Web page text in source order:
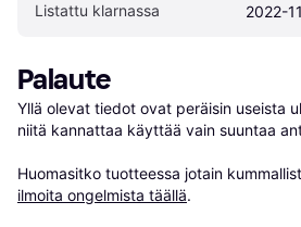
Listattu klarnassa 2022-
Palaute
Yllä olevat tiedot ovat peräisin useista
niitä kannattaa käyttää vain suuntaa
Huomasitko tuotteessa jotain
ilmoita ongelmista täällä.